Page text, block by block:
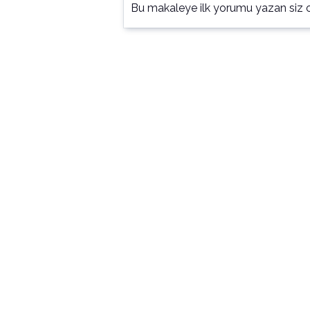
Bu makaleye ilk yorumu yazan siz